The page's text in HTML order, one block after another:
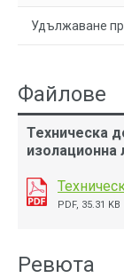
Удължаване
Файлове
Техническа
изолационна
PDF, 35.31 KB
Ревюта